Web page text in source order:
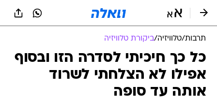
תרבות/טלוויזיה/ביקורת טלוויזיה
כל כך חיכיתי לסדרה הזו ובסוף
אפילו לא הצלחתי לשרוד
אותה עד סופה